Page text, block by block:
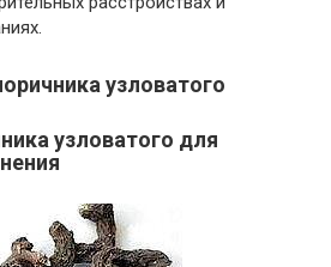
узловатого
узловатого для